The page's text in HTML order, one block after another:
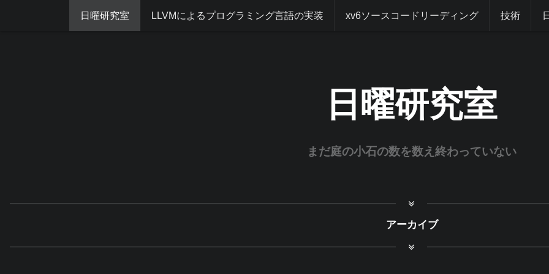
日曜研究室 LLVMによるプログラミング言語の実装 xv6ソースコードリーディング 技術
日曜研究室
まだ庭の小石の数を数え終わっていない
アーカイブ